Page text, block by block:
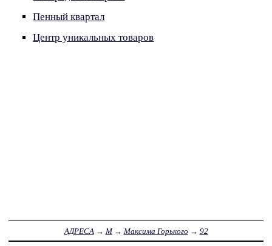
Пенный квартал
Центр уникальных товаров
АДРЕСА → М→ Максима Горького → 92